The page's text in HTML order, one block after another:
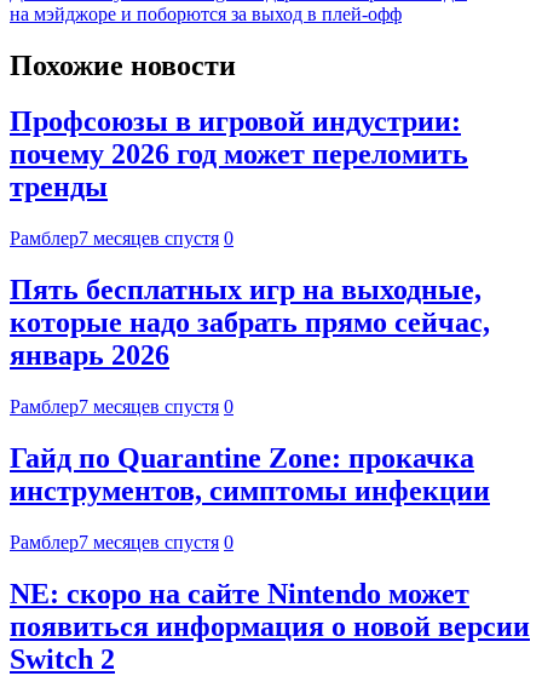
на мэйджоре и поборются за выход в плей-офф
Похожие новости
Профсоюзы в игровой индустрии:
почему 2026 год может переломить
тренды
Рамблер7 месяцев спустя 0
Пять бесплатных игр на выходные,
которые надо забрать прямо сейчас,
январь 2026
Рамблер7 месяцев спустя 0
Гайд по Quarantine Zone: прокачка
инструментов, симптомы инфекции
Рамблер7 месяцев спустя 0
NE: скоро на сайте Nintendo может
появиться информация о новой версии
Switch 2